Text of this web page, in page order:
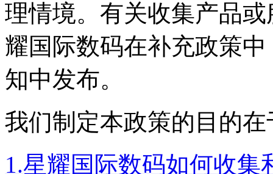
理情境。有关收集产品
耀国际数码在补充政策中
知中发布。
我们制定本政策的目的在
1.星耀国际数码如何收集